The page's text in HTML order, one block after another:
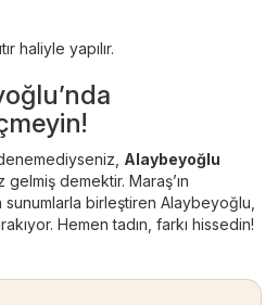
haliyle yapılır.
Alaybeyoğlu
gelmiş demektir. Maraş’ın
sunumlarla birleştiren Alaybeyoğlu,
Hemen tadın, farkı hissedin!